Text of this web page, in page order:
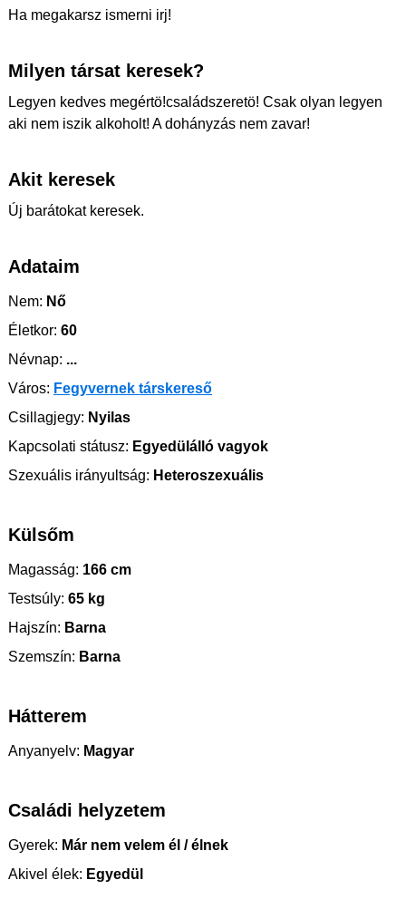
Ha megakarsz ismerni irj!
Milyen társat keresek?
Legyen kedves megértö!családszeretö! Csak olyan legyen
aki nem iszik alkoholt! A dohányzás nem zavar!
Akit keresek
Új barátokat keresek.
Adataim
Nem: Nő
Életkor: 60
Névnap: ...
Város: Fegyvernek társkereső
Csillagjegy: Nyilas
Kapcsolati státusz: Egyedülálló vagyok
Szexuális irányultság: Heteroszexuális
Külsőm
Magasság: 166 cm
Testsúly: 65 kg
Hajszín: Barna
Szemszín: Barna
Hátterem
Anyanyelv: Magyar
Családi helyzetem
Gyerek: Már nem velem él / élnek
Akivel élek: Egyedül